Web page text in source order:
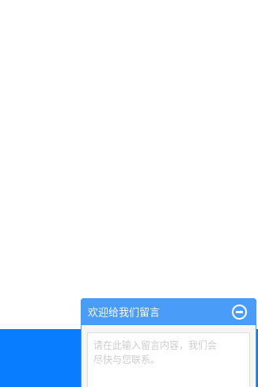
欢迎给我们留言
请在此输入留言内容，我们会
尽快与您联系。